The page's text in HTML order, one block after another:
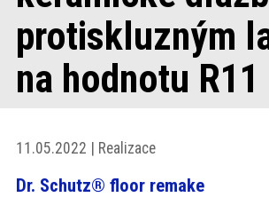
Produkty
Prodejní
ProfiMag
protiskluzným
na hodnotu R11
11.05.2022 | Realizace
Dr. Schutz® floor remake